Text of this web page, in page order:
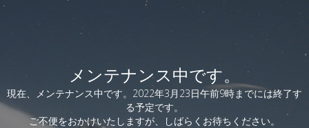
メンテナンス中です。
現在、メンテナンス中です。2022年3月23日午前9時までには終了す
る予定です。
ご不便をおかけいたしますが、しばらくお待ちください。